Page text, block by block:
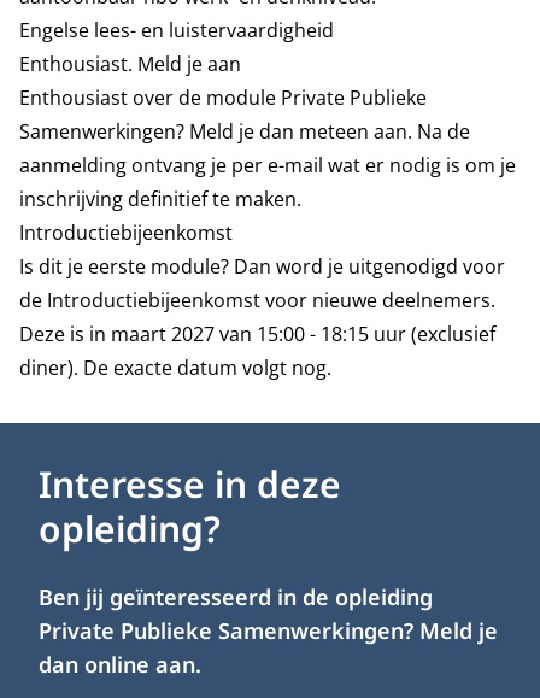
Engelse lees- en luistervaardigheid
Enthousiast. Meld je aan
Enthousiast over de module Private Publieke
Samenwerkingen? Meld je dan meteen aan. Na de
aanmelding ontvang je per e-mail wat er nodig is om je
inschrijving definitief te maken.
Introductiebijeenkomst
Is dit je eerste module? Dan word je uitgenodigd voor
de Introductiebijeenkomst voor nieuwe deelnemers.
Deze is in maart 2027 van 15:00 - 18:15 uur (exclusief
diner). De exacte datum volgt nog.
Interesse in deze
opleiding?
Ben jij geïnteresseerd in de opleiding
Private Publieke Samenwerkingen? Meld je
dan online aan.